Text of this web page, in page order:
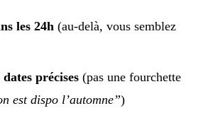
les 24h (au-delà, vous semblez
précises (pas une fourchette
est dispo l’automne”)